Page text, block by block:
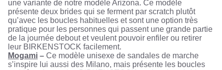
une variante de notre modèle Arizona. Ce modèle
présente deux brides qui se ferment par scratch plutôt
qu’avec les boucles habituelles et sont une option très
pratique pour les personnes qui passent une grande partie
de la journée debout et veulent pouvoir enfiler ou retirer
leur BIRKENSTOCK facilement.
Mogami – Ce modèle unisexe de sandales de marche
s’inspire lui aussi des Milano, mais présente les boucles